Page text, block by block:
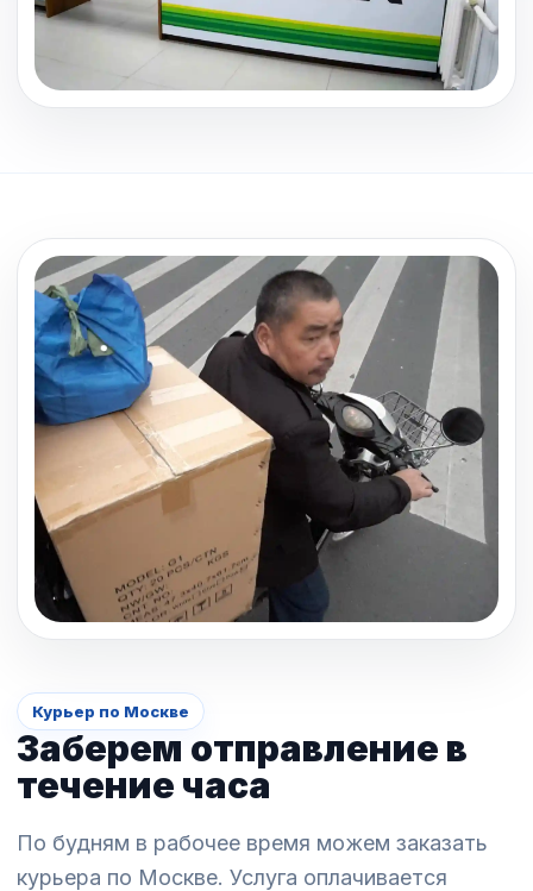
Курьер по Москве
Заберем отправление в
течение часа
По будням в рабочее время можем заказать
курьера по Москве. Услуга оплачивается